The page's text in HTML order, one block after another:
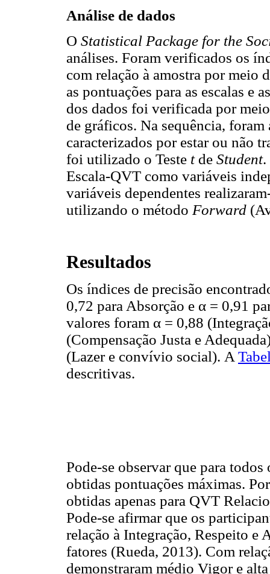
Análise de dados
O Statistical Package for the
análises. Foram verificados os
com relação à amostra por meio
as pontuações para as escalas e
dos dados foi verificada por
de gráficos. Na sequência,
caracterizados por estar ou não
foi utilizado o Teste tde Student.
Escala-QVT como variáveis
variáveis dependentes
utilizando o método Forward
Resultados
Os índices de precisão
0,72 para Absorção e α = 0,91
valores foram α = 0,88
(Compensação Justa e
(Lazer e convívio social). A
descritivas.
Pode-se observar que para todos
obtidas pontuações máximas.
obtidas apenas para QVT
Pode-se afirmar que os
relação à Integração, Respeito e
fatores (Rueda, 2013). Com
demonstraram médio Vigor e